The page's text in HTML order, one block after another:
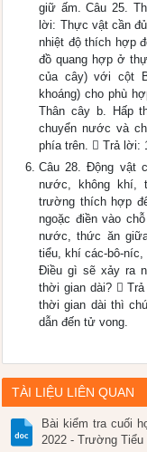
giữ ấm. Câu 25.
lời: Thực vật cần
nhiệt độ thích hợp
đồ quang hợp ở
của cây) với cột
khoáng) cho phù
Thân cây b. Hấp
chuyển nước và
phía trên.  Trả lời:
Câu 28. Động vật
nước, không khí,
trường thích hợp
ngoặc điền vào
nước, thức ăn
tiểu, khí các-bô-
Điều gì sẽ xảy ra
thời gian dài? 
thời gian dài thì
dẫn đến tử vong.
TÀI LIỆU LIÊN QUAN
Bài kiểm tra cuối
2022 - Trường Tiểu